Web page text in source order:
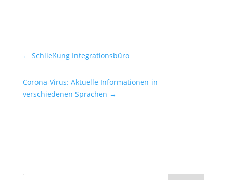
← Schließung Integrationsbüro
Corona-Virus: Aktuelle Informationen in
verschiedenen Sprachen →